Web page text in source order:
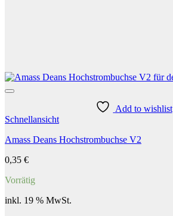
Add to wishlist
Schnellansicht
Amass Deans Hochstrombuchse V2
0,35 €
Vorrätig
inkl. 19 % MwSt.